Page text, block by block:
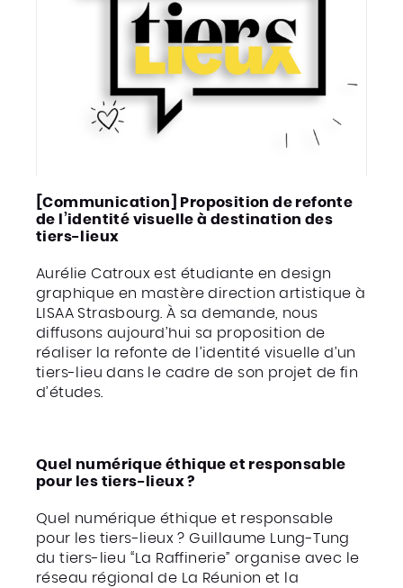
[Communication] Proposition de refonte
de l’identité visuelle à destination des
tiers-lieux
Aurélie Catroux est étudiante en design
graphique en mastère direction artistique à
LISAA Strasbourg. À sa demande, nous
diffusons aujourd’hui sa proposition de
réaliser la refonte de l’identité visuelle d’un
tiers-lieu dans le cadre de son projet de fin
d’études.
Quel numérique éthique et responsable
pour les tiers-lieux ?
Quel numérique éthique et responsable
pour les tiers-lieux ? Guillaume Lung-Tung
du tiers-lieu “La Raffinerie” organise avec le
réseau régional de La Réunion et la